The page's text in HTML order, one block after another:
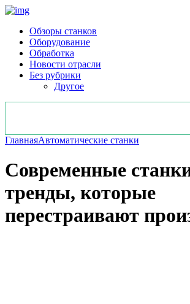
Обзоры станков
Оборудование
Обработка
Новости отрасли
Без рубрики
Другое
ГлавнаяАвтоматические станки
Современные
тренды, которые
перестраивают